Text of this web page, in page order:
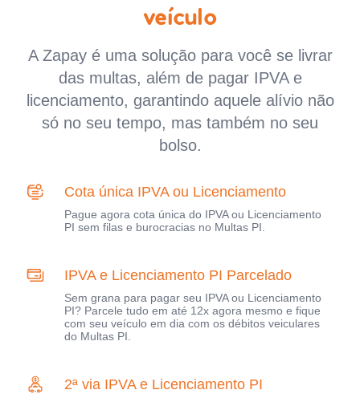
veículo
A Zapay é uma solução para você se livrar
das multas, além de pagar IPVA e
licenciamento, garantindo aquele alívio não
só no seu tempo, mas também no seu
bolso.
Cota única IPVA ou Licenciamento
Pague agora cota única do IPVA ou Licenciamento
PI sem filas e burocracias no Multas PI.
IPVA e Licenciamento PI Parcelado
Sem grana para pagar seu IPVA ou Licenciamento
PI? Parcele tudo em até 12x agora mesmo e fique
com seu veículo em dia com os débitos veiculares
do Multas PI.
2ª via IPVA e Licenciamento PI